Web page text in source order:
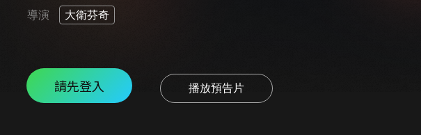
導演 大衛芬奇
請先登入 播放預告片